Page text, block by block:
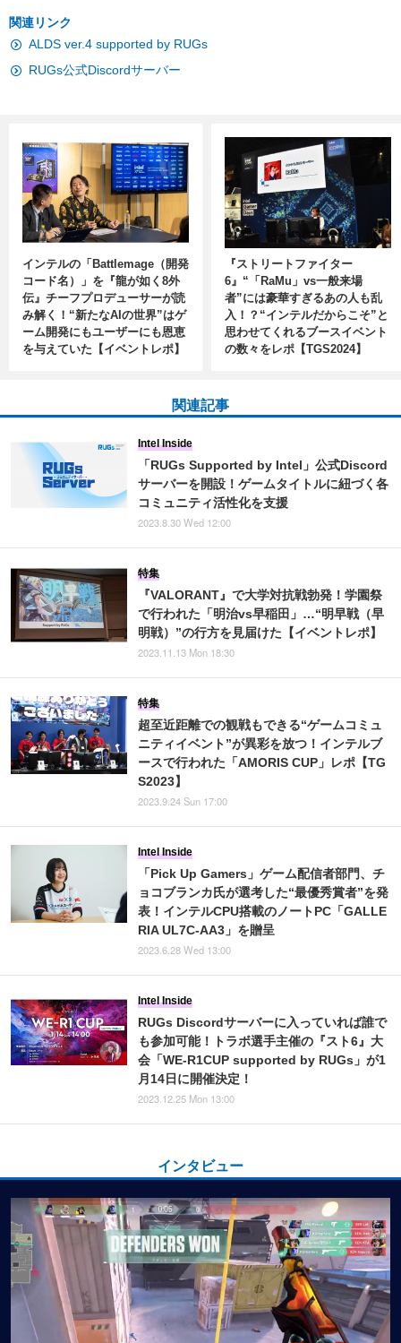
関連リンク
ALDS ver.4 supported by RUGs
RUGs公式Discordサーバー
インテルの「Battlemage（開発
コード名）」を『龍が如く8外
伝』チーフプロデューサーが読
み解く！“新たなAIの世界”はゲ
ーム開発にもユーザーにも恩恵
を与えていた【イベントレポ】
『ストリートファイター
6』“「RaMu」vs一般来場
者”には豪華すぎるあの人も乱
入！？“インテルだからこそ”と
思わせてくれるブースイベント
の数々をレポ【TGS2024】
関連記事
「RUGs Supported by Intel」公式Discord
サーバーを開設！ゲームタイトルに紐づく各
コミュニティ活性化を支援
Intel Inside
2023.8.30 Wed 12:00
『VALORANT』で大学対抗戦勃発！学園祭
で行われた「明治vs早稲田」…“明早戦（早
明戦）”の行方を見届けた【イベントレポ】
特集
2023.11.13 Mon 18:30
超至近距離での観戦もできる“ゲームコミュ
ニティイベント”が異彩を放つ！インテルブ
ースで行われた「AMORIS CUP」レポ【TG
S2023】
特集
2023.9.24 Sun 17:00
「Pick Up Gamers」ゲーム配信者部門、チ
ョコブランカ氏が選考した“最優秀賞者”を発
表！インテルCPU搭載のノートPC「GALLE
RIA UL7C-AA3」を贈呈
Intel Inside
2023.6.28 Wed 13:00
RUGs Discordサーバーに入っていれば誰で
も参加可能！トラボ選手主催の『スト6』大
会「WE-R1CUP supported by RUGs」が1
月14日に開催決定！
Intel Inside
2023.12.25 Mon 13:00
インタビュー